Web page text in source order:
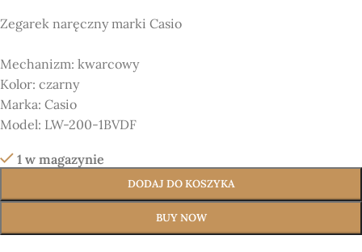
Zegarek naręczny marki Casio
Mechanizm: kwarcowy
Kolor: czarny
Marka: Casio
Model: LW-200-1BVDF
1 w magazynie
DODAJ DO KOSZYKA
BUY NOW